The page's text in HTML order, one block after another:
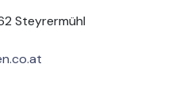
Steyrermühl